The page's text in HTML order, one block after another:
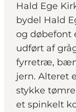
Hald Ege
bydel Hald
og døbefont
udført af
fyrretræ,
jern. Alteret
stykke
et spinkelt